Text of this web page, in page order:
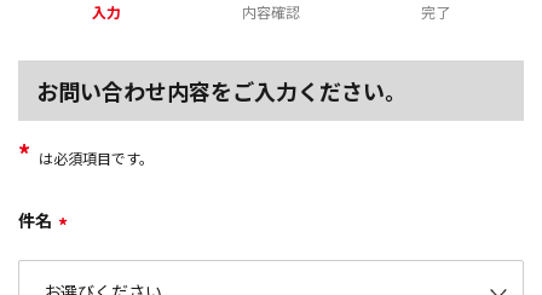
入力 内容確認 完了
お問い合わせ内容をご入力ください。
* は必須項目です。
件名 *